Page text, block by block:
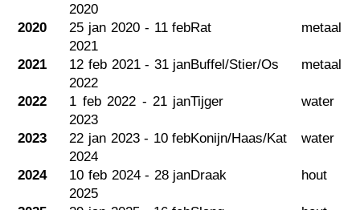
2020
2020
25 jan 2020 - 11 feb
2021
Rat metaal
2021
12 feb 2021 - 31 jan
2022
Buffel/Stier/Os metaal
2022
1 feb 2022 - 21 jan
2023
Tijger water
2023
22 jan 2023 - 10 feb
2024
Konijn/Haas/Kat water
2024
10 feb 2024 - 28 jan
2025
Draak hout